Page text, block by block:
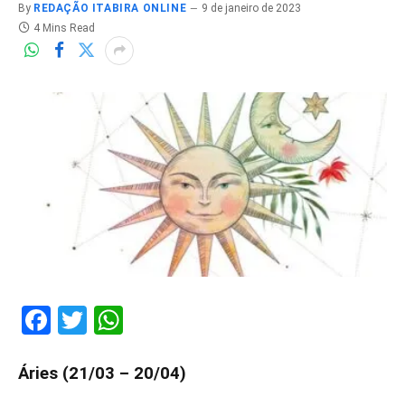
By REDAÇÃO ITABIRA ONLINE
9 de janeiro de 2023
4 Mins Read
Facebook
Twitter
Áries (21/03 – 20/04)